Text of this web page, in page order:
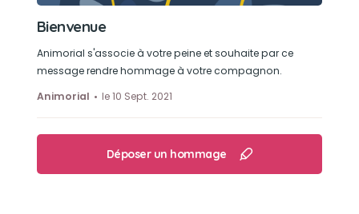
Bienvenue
Animorial s'associe à votre peine et souhaite par ce
message rendre hommage à votre compagnon.
Animorial
le 10 Sept. 2021
Déposer un hommage